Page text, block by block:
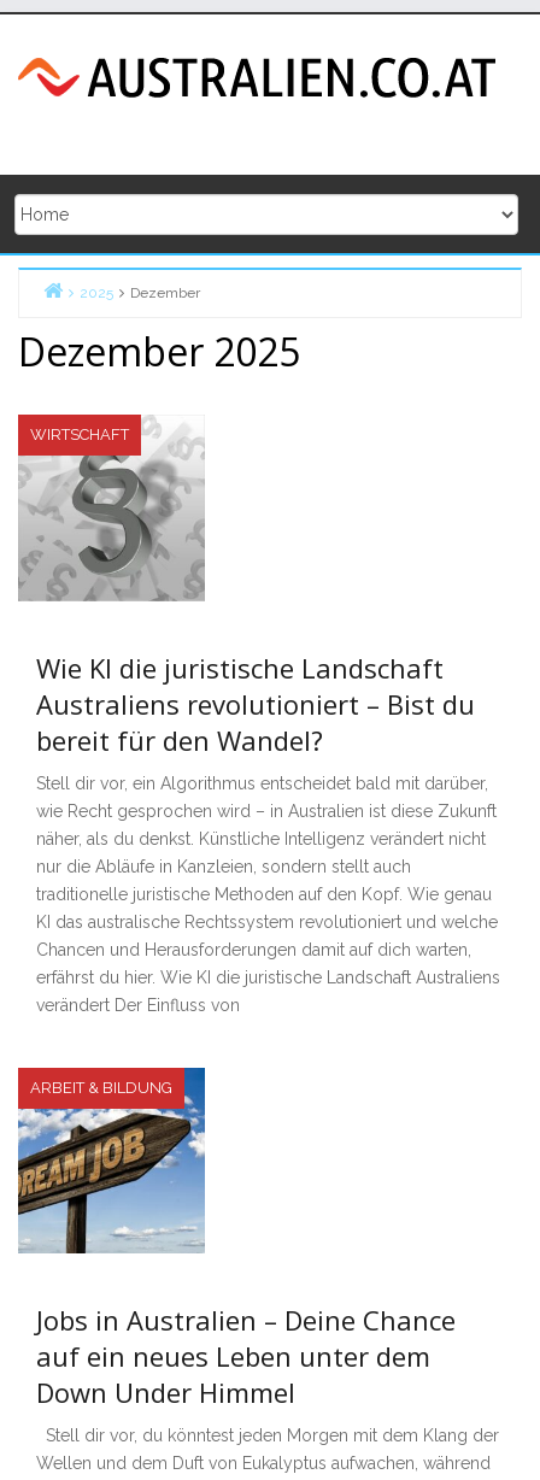
content
2025 Dezember
Dezember 2025
WIRTSCHAFT
Wie KI die juristische Landschaft
Australiens revolutioniert – Bist du
bereit für den Wandel?
Stell dir vor, ein Algorithmus entscheidet bald mit darüber,
wie Recht gesprochen wird – in Australien ist diese Zukunft
näher, als du denkst. Künstliche Intelligenz verändert nicht
nur die Abläufe in Kanzleien, sondern stellt auch
traditionelle juristische Methoden auf den Kopf. Wie genau
KI das australische Rechtssystem revolutioniert und welche
Chancen und Herausforderungen damit auf dich warten,
erfährst du hier. Wie KI die juristische Landschaft Australiens
verändert Der Einfluss von
ARBEIT & BILDUNG
Jobs in Australien – Deine Chance
auf ein neues Leben unter dem
Down Under Himmel
Stell dir vor, du könntest jeden Morgen mit dem Klang der
Wellen und dem Duft von Eukalyptus aufwachen, während